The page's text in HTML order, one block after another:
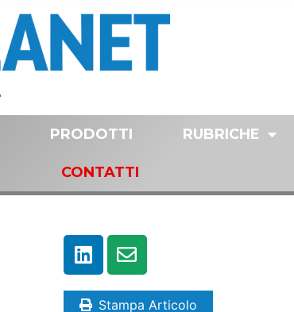
PRODOTTI RUBRICHE
CONTATTI
Stampa Articolo